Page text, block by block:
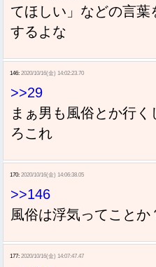
てほしい」などの言葉
するよな
146: 2020/10/16(金) 14:02:23.70
>>29
まぁ男も風俗とか行
ろこれ
170: 2020/10/16(金) 14:06:38.05
>>146
風俗は浮気ってことか
177: 2020/10/16(金) 14:07:47.47